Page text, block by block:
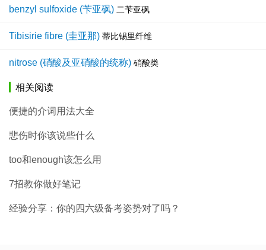
benzyl sulfoxide (苄亚砜) 二苄亚砜
Tibisirie fibre (圭亚那) 蒂比锡里纤维
nitrose (硝酸及亚硝酸的统称) 硝酸类
相关阅读
便捷的介词用法大全
悲伤时你该说些什么
too和enough该怎么用
7招教你做好笔记
经验分享：你的四六级备考姿势对了吗？